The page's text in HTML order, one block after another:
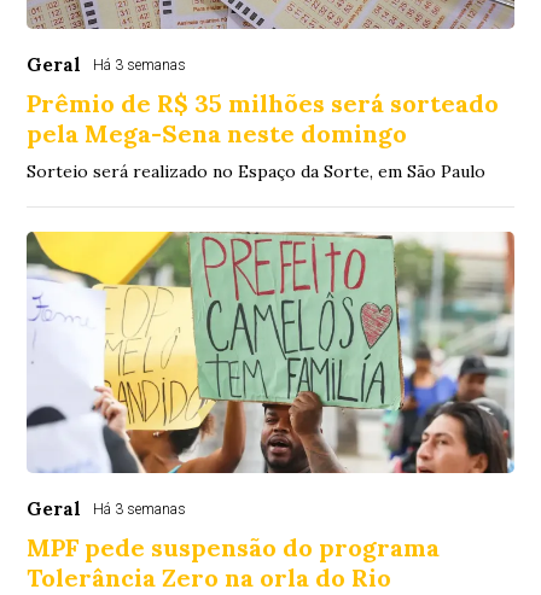
Geral Há 3 semanas
Prêmio de R$ 35 milhões será sorteado
pela Mega-Sena neste domingo
Sorteio será realizado no Espaço da Sorte, em São Paulo
Geral Há 3 semanas
MPF pede suspensão do programa
Tolerância Zero na orla do Rio